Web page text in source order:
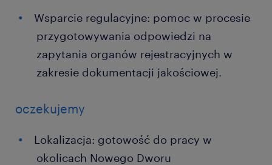
Wsparcie regulacyjne: pomoc w procesie
przygotowywania odpowiedzi na
zapytania organów rejestracyjnych w
zakresie dokumentacji jakościowej.
oczekujemy
Lokalizacja: gotowość do pracy w
okolicach Nowego Dworu